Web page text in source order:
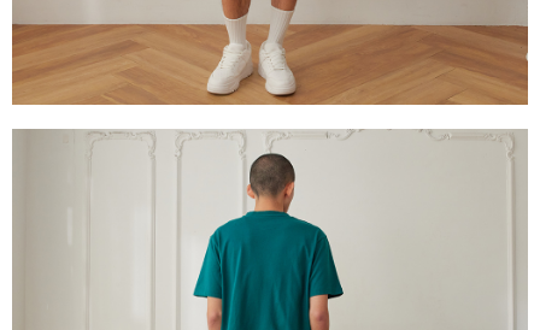
４．使用「AFTEE先享後付」時，將依據個別帳號之用戶狀況，依本公司即
時審查核予不同之上限額度；若仍有額度不足之情形，本公司將視審查結果
請求用戶進行身份認證。
５．嚴禁一人註冊多個帳號或使用他人資訊註冊。若發現惡意使用之情形，
國家/地區配送 查看運費